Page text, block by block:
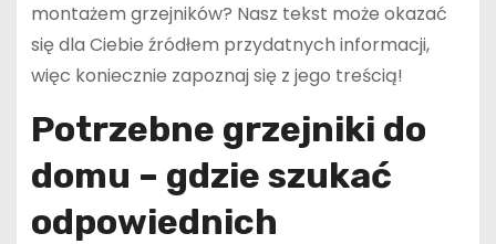
montażem grzejników? Nasz tekst może okazać
się dla Ciebie źródłem przydatnych informacji,
więc koniecznie zapoznaj się z jego treścią!
Potrzebne grzejniki do
domu – gdzie szukać
odpowiednich